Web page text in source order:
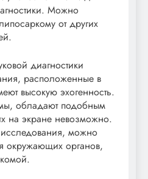
Можно
от других
диагностики
расположенные в
высокую эхогенность.
обладают подобным
на экране невозможно.
можно
окружающих органов,